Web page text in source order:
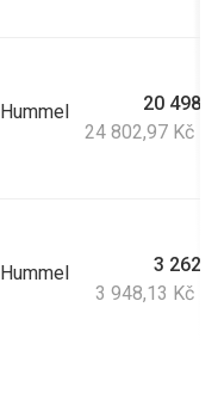
Hummel
20
24 802,97 Kč s
Hummel
3
3 948,13 Kč s